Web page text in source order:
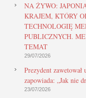
NA ŻYWO:
KRAJEM, KTÓRY
TECHNOLOGIĘ
PUBLICZNYCH.
TEMAT
29/07/2026
Prezydent
zapowiada: „Jak nie
23/07/2026